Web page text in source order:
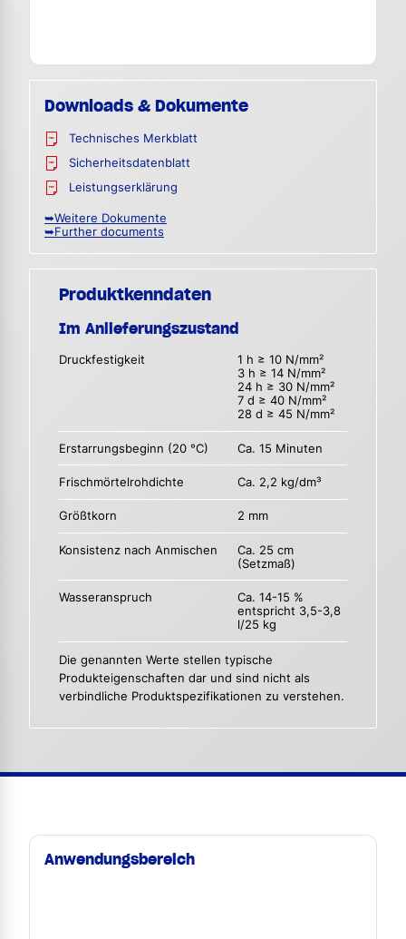
Downloads & Dokumente
Technisches Merkblatt
Sicherheitsdatenblatt
Leistungserklärung
➥Weitere Dokumente
➥Further documents
Produktkenndaten
Im Anlieferungszustand
Druckfestigkeit
1 h ≥ 10 N/mm²
3 h ≥ 14 N/mm²
24 h ≥ 30 N/mm²
7 d ≥ 40 N/mm²
28 d ≥ 45 N/mm²
Erstarrungsbeginn (20 °C) Ca. 15 Minuten
Frischmörtelrohdichte Ca. 2,2 kg/dm³
Größtkorn 2 mm
Konsistenz nach Anmischen
Ca. 25 cm
(Setzmaß)
Wasseranspruch
Ca. 14-15 %
entspricht 3,5-3,8
l/25 kg
Die genannten Werte stellen typische
Produkteigenschaften dar und sind nicht als
verbindliche Produktspezifikationen zu verstehen.
Anwendungsbereich